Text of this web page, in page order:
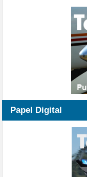
Papel Digital